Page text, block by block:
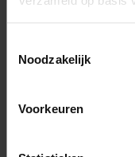
Noodzakelijk
Voorkeuren